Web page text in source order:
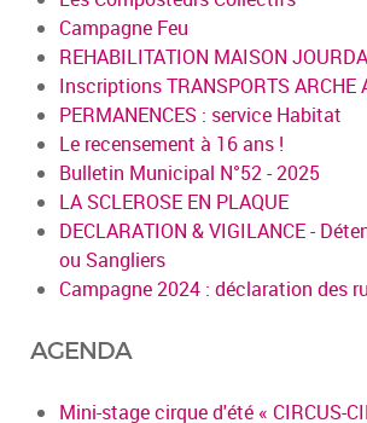
Campagne Feu
REHABILITATION MAISON
Inscriptions TRANSPORTS ARCHE
PERMANENCES : service Habitat
Le recensement à 16 ans !
Bulletin Municipal N°52 - 2025
LA SCLEROSE EN PLAQUE
DECLARATION & VIGILANCE -
ou Sangliers
Campagne 2024 : déclaration des
AGENDA
Mini-stage cirque d'été « CIRCUS-